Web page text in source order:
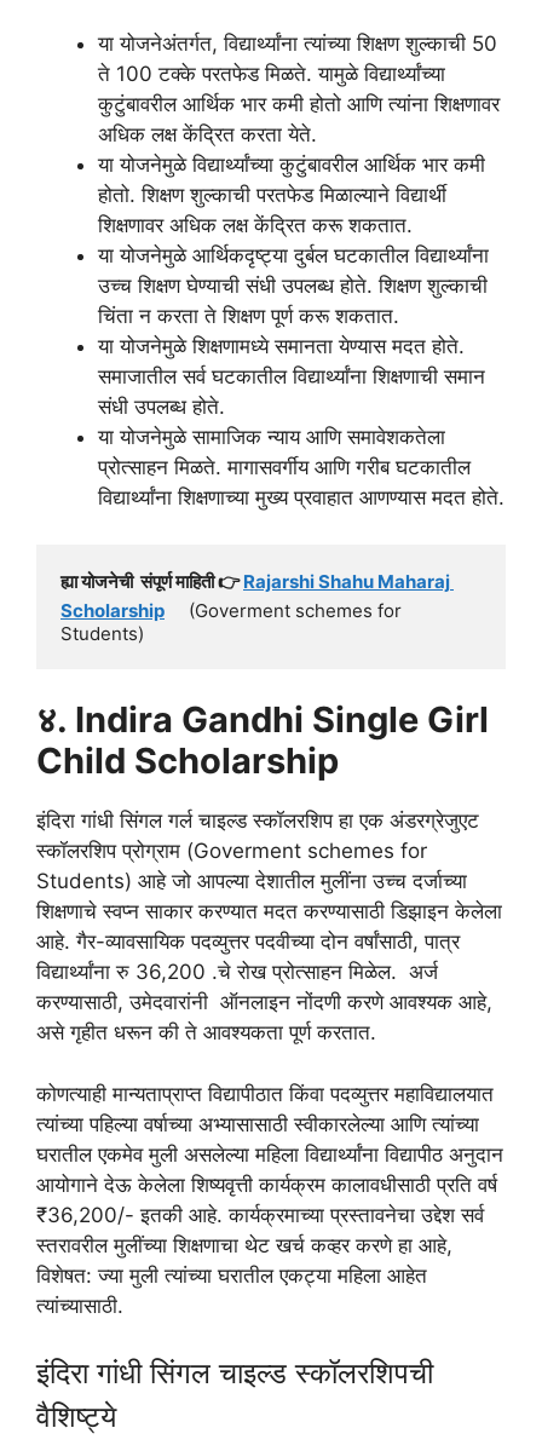
या योजनेअंतर्गत, विद्यार्थ्यांना त्यांच्या शिक्षण शुल्काची 50
ते 100 टक्के परतफेड मिळते. यामुळे विद्यार्थ्यांच्या
कुटुंबावरील आर्थिक भार कमी होतो आणि त्यांना शिक्षणावर
अधिक लक्ष केंद्रित करता येते.
या योजनेमुळे विद्यार्थ्यांच्या कुटुंबावरील आर्थिक भार कमी
होतो. शिक्षण शुल्काची परतफेड मिळाल्याने विद्यार्थी
शिक्षणावर अधिक लक्ष केंद्रित करू शकतात.
या योजनेमुळे आर्थिकदृष्ट्या दुर्बल घटकातील विद्यार्थ्यांना
उच्च शिक्षण घेण्याची संधी उपलब्ध होते. शिक्षण शुल्काची
चिंता न करता ते शिक्षण पूर्ण करू शकतात.
या योजनेमुळे शिक्षणामध्ये समानता येण्यास मदत होते.
समाजातील सर्व घटकातील विद्यार्थ्यांना शिक्षणाची समान
संधी उपलब्ध होते.
या योजनेमुळे सामाजिक न्याय आणि समावेशकतेला
प्रोत्साहन मिळते. मागासवर्गीय आणि गरीब घटकातील
विद्यार्थ्यांना शिक्षणाच्या मुख्य प्रवाहात आणण्यास मदत होते.
ह्या योजनेची  संपूर्ण माहिती 👉 Rajarshi Shahu Maharaj
Scholarship
     (Goverment schemes for
Students)
४. Indira Gandhi Single Girl
Child Scholarship
इंदिरा गांधी सिंगल गर्ल चाइल्ड स्कॉलरशिप हा एक अंडरग्रेजुएट
स्कॉलरशिप प्रोग्राम (Goverment schemes for
Students) आहे जो आपल्या देशातील मुलींना उच्च दर्जाच्या
शिक्षणाचे स्वप्न साकार करण्यात मदत करण्यासाठी डिझाइन केलेला
आहे. गैर-व्यावसायिक पदव्युत्तर पदवीच्या दोन वर्षांसाठी, पात्र
विद्यार्थ्यांना रु 36,200 .चे रोख प्रोत्साहन मिळेल. अर्ज
करण्यासाठी, उमेदवारांनी ऑनलाइन नोंदणी करणे आवश्यक आहे,
असे गृहीत धरून की ते आवश्यकता पूर्ण करतात.
कोणत्याही मान्यताप्राप्त विद्यापीठात किंवा पदव्युत्तर महाविद्यालयात
त्यांच्या पहिल्या वर्षाच्या अभ्यासासाठी स्वीकारलेल्या आणि त्यांच्या
घरातील एकमेव मुली असलेल्या महिला विद्यार्थ्यांना विद्यापीठ अनुदान
आयोगाने देऊ केलेला शिष्यवृत्ती कार्यक्रम कालावधीसाठी प्रति वर्ष
₹36,200/- इतकी आहे. कार्यक्रमाच्या प्रस्तावनेचा उद्देश सर्व
स्तरावरील मुलींच्या शिक्षणाचा थेट खर्च कव्हर करणे हा आहे,
विशेषत: ज्या मुली त्यांच्या घरातील एकट्या महिला आहेत
त्यांच्यासाठी.
इंदिरा गांधी सिंगल चाइल्ड स्कॉलरशिपची
वैशिष्ट्ये